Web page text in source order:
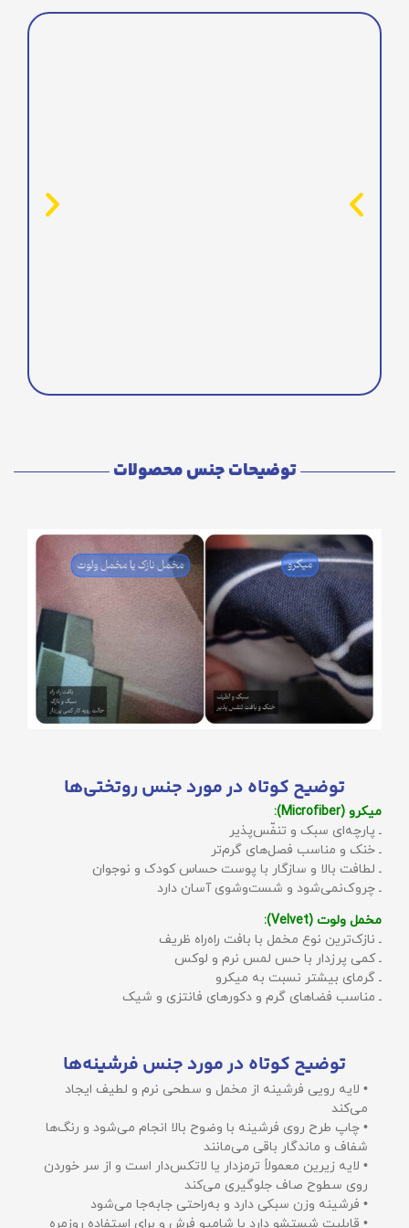
توضیحات جنس محصولات
توضیح کوتاه در مورد جنس روتختی‌ها
میکرو (Microfiber):
ـ پارچه‌ای سبک و تنفّس‌پذیر
ـ خنک و مناسب فصل‌های گرم‌تر
ـ لطافت بالا و سازگار با پوست حساس کودک و نوجوان
ـ چروک‌نمی‌شود و شست‌وشوی آسان دارد
مخمل ولوت (Velvet):
ـ نازک‌ترین نوع مخمل با بافت راه‌راه ظریف
ـ کمی پرزدار با حس لمس نرم و لوکس
ـ گرمای بیشتر نسبت به میکرو
ـ مناسب فضاهای گرم و دکورهای فانتزی و شیک
توضیح کوتاه در مورد جنس فرشینه‌ها
• لایه رویی فرشینه از مخمل و سطحی نرم و لطیف ایجاد
می‌کند
• چاپ طرح روی فرشینه با وضوح بالا انجام می‌شود و رنگ‌ها
شفاف و ماندگار باقی می‌مانند
• لایه زیرین معمولاً ترمزدار یا لاتکس‌دار است و از سر خوردن
روی سطوح صاف جلوگیری می‌کند
• فرشینه وزن سبکی دارد و به‌راحتی جابه‌جا می‌شود
• قابلیت شستشو دارد با شامپو فرش و برای استفاده روزمره